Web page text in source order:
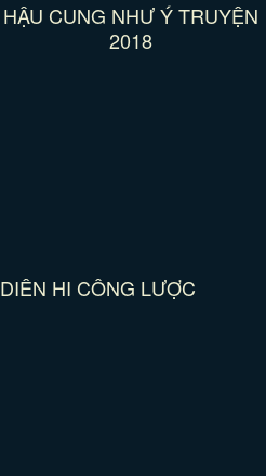
HẬU CUNG NHƯ Ý TRUYỆN
2018
DIÊN HI CÔNG LƯỢC